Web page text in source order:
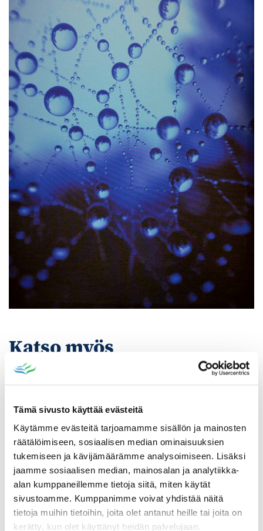
Tämä sivusto käyttää evästeitä
Käytämme evästeitä tarjoamamme sisällön ja mainosten
räätälöimiseen, sosiaalisen median ominaisuuksien
tukemiseen ja kävijämäärämme analysoimiseen. Lisäksi
jaamme sosiaalisen median, mainosalan ja analytiikka-
alan kumppaneillemme tietoja siitä, miten käytät
sivustoamme. Kumppanimme voivat yhdistää näitä
tietoja muihin tietoihin, joita olet antanut heille tai joita on
kerätty, kun olet käyttänyt heidän palvelujaan.
Katso myös